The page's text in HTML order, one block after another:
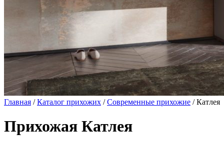
Главная /Каталог прихожих /Современные прихожие / Катлея
Прихожая Катлея